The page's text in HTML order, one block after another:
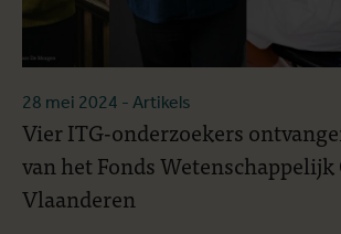
28 mei 2024 - Artikels
Vier ITG-onderzoekers
van het Fonds
Vlaanderen